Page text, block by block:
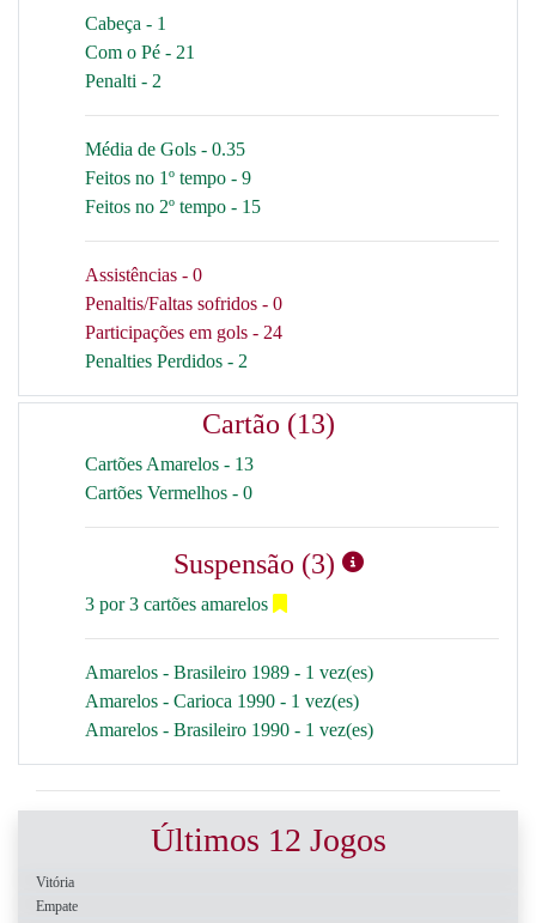
Cabeça - 1
Com o Pé - 21
Penalti - 2
Média de Gols - 0.35
Feitos no 1º tempo - 9
Feitos no 2º tempo - 15
Assistências - 0
Penaltis/Faltas sofridos - 0
Participações em gols - 24
Penalties Perdidos - 2
Cartão (13)
Cartões Amarelos - 13
Cartões Vermelhos - 0
Suspensão (3)
3 por 3 cartões amarelos
Amarelos - Brasileiro 1989 - 1 vez(es)
Amarelos - Carioca 1990 - 1 vez(es)
Amarelos - Brasileiro 1990 - 1 vez(es)
Últimos 12 Jogos
Vitória
Empate